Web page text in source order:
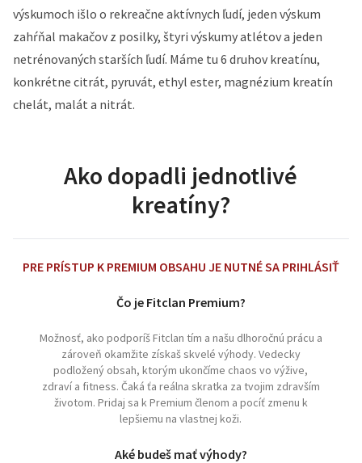
výskumoch išlo o rekreačne aktívnych ľudí, jeden výskum
zahŕňal makačov z posilky, štyri výskumy atlétov a jeden
netrénovaných starších ľudí. Máme tu 6 druhov kreatínu,
konkrétne citrát, pyruvát, ethyl ester, magnézium kreatín
chelát, malát a nitrát.
Ako dopadli jednotlivé
kreatíny?
PRE PRÍSTUP K PREMIUM OBSAHU JE NUTNÉ SA PRIHLÁSIŤ
Čo je Fitclan Premium?
Možnosť, ako podporíš Fitclan tím a našu dlhoročnú prácu a
zároveň okamžite získaš skvelé výhody. Vedecky
podložený obsah, ktorým ukončíme chaos vo výžive,
zdraví a fitness. Čaká ťa reálna skratka za tvojim zdravším
životom. Pridaj sa k Premium členom a pocíť zmenu k
lepšiemu na vlastnej koži.
Aké budeš mať výhody?